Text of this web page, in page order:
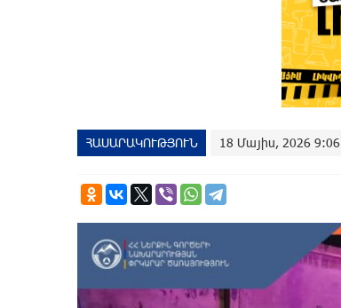
ՀԱՍԱՐԱԿՈՒԹՅՈՒՆ 18 Մայիս, 2026 9:06